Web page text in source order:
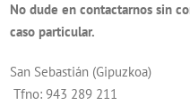
No dude en contactarnos sin
caso particular.
San Sebastián (Gipuzkoa)
Tfno: 943 289 211